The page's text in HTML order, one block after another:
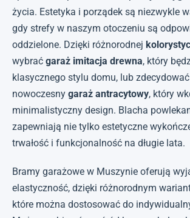
życia. Estetyka i porządek są niezwykle
gdy strefy w naszym otoczeniu są
oddzielone. Dzięki różnorodnej
wybrać garaż imitacja drewna, który
klasycznego stylu domu, lub
nowoczesny garaż antracytowy, który
minimalistyczny design. Blacha
zapewniają nie tylko estetyczne
trwałość i funkcjonalność na długie lata.
Bramy garażowe w Muszynie oferują
elastyczność, dzięki różnorodnym
które można dostosować do